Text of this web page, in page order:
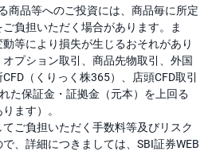
商品等へのご投資には、商品毎に所定
負担いただく場合があります。ま
等により損失が生じるおそれがあり
プション取引、商品先物取引、外国
（くりっく株365）、店頭CFD取引
た保証金・証拠金（元本）を上回る
ます）。
ご負担いただく手数料等及びリスク
、詳細につきましては、SBI証券WEB